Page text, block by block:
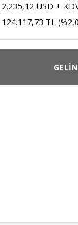
2.235,12 USD +
124.117,73 TL